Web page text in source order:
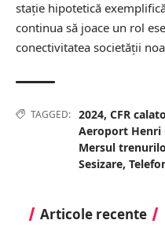
stație hipotetică
continua să joace un rol
conectivitatea societății
TAGGED: 2024, CFR
Aeroport Henri
Mersul
Sesizare,
Articole recente